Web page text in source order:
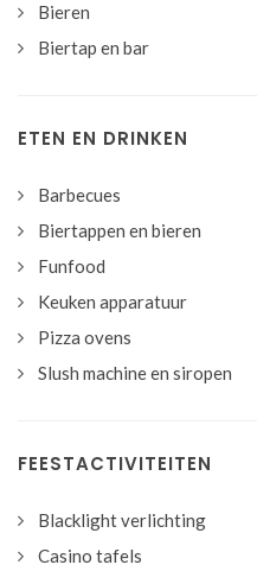
Bieren
Biertap en bar
ETEN EN DRINKEN
Barbecues
Biertappen en bieren
Funfood
Keuken apparatuur
Pizza ovens
Slush machine en siropen
FEESTACTIVITEITEN
Blacklight verlichting
Casino tafels